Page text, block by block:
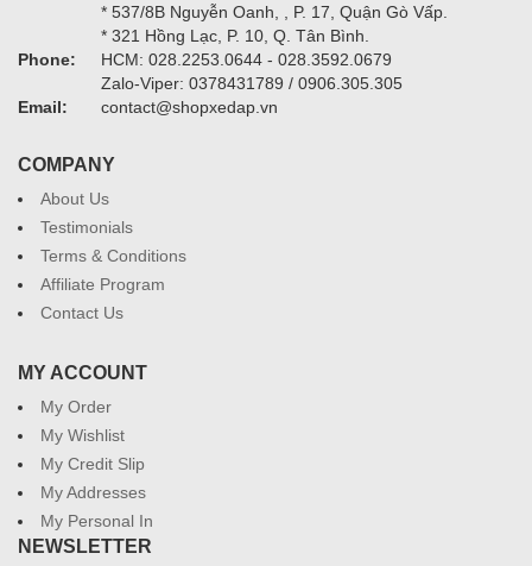
* 537/8B Nguyễn Oanh, , P. 17, Quận Gò Vấp.
* 321 Hồng Lạc, P. 10, Q. Tân Bình.
Phone:
HCM: 028.2253.0644 - 028.3592.0679
Zalo-Viper: 0378431789 / 0906.305.305
Email:
contact@shopxedap.vn
COMPANY
About Us
Testimonials
Terms & Conditions
Affiliate Program
Contact Us
MY ACCOUNT
My Order
My Wishlist
My Credit Slip
My Addresses
My Personal In
NEWSLETTER